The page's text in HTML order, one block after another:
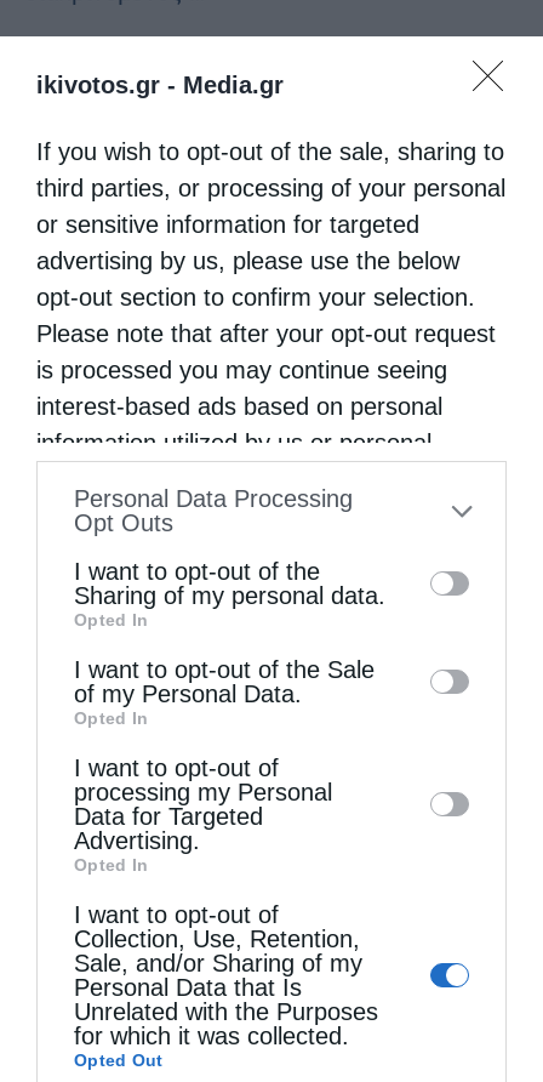
ikivotos.gr - Media.gr
If you wish to opt-out of the sale, sharing to
third parties, or processing of your personal
or sensitive information for targeted
advertising by us, please use the below
opt-out section to confirm your selection.
Please note that after your opt-out request
is processed you may continue seeing
interest-based ads based on personal
information utilized by us or personal
to your opt-out. You may separately opt-out
information by third parties on the IAB’s list
of downstream participants. This
information may also be disclosed by us to
third parties on theIAB’s List of
Downstream Participants
disclose it to other third parties.
Personal Data Processing
Opt Outs
I want to opt-out of the
Sharing of my personal data.
Opted In
I want to opt-out of the Sale
of my Personal Data.
Opted In
I want to opt-out of
processing my Personal
Data for Targeted
Advertising.
Opted In
I want to opt-out of
Collection, Use, Retention,
Sale, and/or Sharing of my
Personal Data that Is
Unrelated with the Purposes
for which it was collected.
Opted Out
Τελευταία άρθρα
λαμπρότητα της θεϊκής του δόξης»
Μη χάσετε σήμερα, την “Κιβωτό της Ορθοδοξίας”,
σε όλα τα περίπτερα